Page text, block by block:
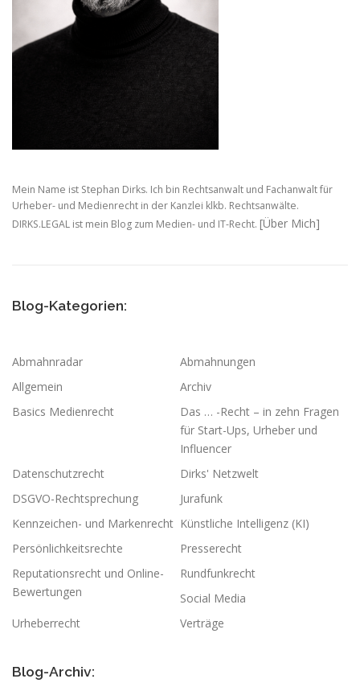
Mein Name ist Stephan Dirks. Ich bin Rechtsanwalt und Fachanwalt für
Urheber- und Medienrecht in der Kanzlei klkb. Rechtsanwälte.
DIRKS.LEGAL ist mein Blog zum Medien- und IT-Recht. [Über Mich]
Blog-Kategorien:
Abmahnradar
Abmahnungen
Allgemein
Archiv
Basics Medienrecht
Das … -Recht – in zehn Fragen
für Start-Ups, Urheber und
Influencer
Datenschutzrecht
Dirks' Netzwelt
DSGVO-Rechtsprechung
Jurafunk
Kennzeichen- und Markenrecht Künstliche Intelligenz (KI)
Persönlichkeitsrechte
Presserecht
Reputationsrecht und Online-
Bewertungen
Rundfunkrecht
Social Media
Urheberrecht
Verträge
Blog-Archiv: